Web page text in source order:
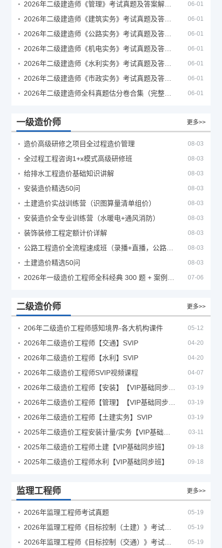
06-01
06-01
06-01
06-01
06-01
06-01
06-01
一级造价师 更多>>
造价高级研修之项目全过程造价管理 08-03
全过程工程咨询1+x模式高级研修班 08-03
给排水工程造价基础知识讲解 08-03
安装造价精选50问 08-03
土建造价实战训练营（识图算量清单组价） 08-03
安装造价全专业训练营（水暖电+通风消防） 08-03
装饰装修工程定额计价详解 08-03
08-03
土建造价精选50问 08-03
07-06
二级造价师 更多>>
206年二级造价工程师感知境界-各大机构课件 05-12
2026年二级造价工程师【交通】SVIP 04-20
2026年二级造价工程师【水利】SVIP 04-20
2026年二级造价工程师SVIP视频课程 04-07
03-19
03-19
2026年二级造价工程师【土建实务】SVIP 03-19
03-11
2025年二级造价工程师土建【VIP基础同步班】 09-18
2025年二级造价工程师水利【VIP基础同步班】 09-18
监理工程师 更多>>
2026年监理工程师考试真题 05-19
05-19
05-19